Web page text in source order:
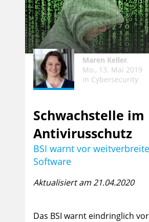
Maren Keller,
Mo., 13. Mai 2019
in Cybersecurity
Schwachstelle im
Antivirusschutz
BSI warnt vor
Software
Aktualisiert am 21.04.2020
Das BSI warnt eindringlich